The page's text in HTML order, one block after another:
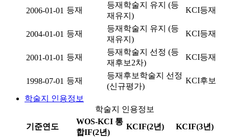
2006-01-01 등재
등재학술지 유지 (등
재유지)
KCI등재
2004-01-01 등재
등재학술지 유지 (등
재유지)
KCI등재
2001-01-01 등재
등재학술지 선정 (등
재후보2차)
KCI등재
1998-07-01 등재
등재후보학술지 선정
(신규평가)
KCI후보
학술지 인용정보
학술지 인용정보
기준연도
WOS-KCI 통
합IF(2년)
KCIF(2년) KCIF(3년)